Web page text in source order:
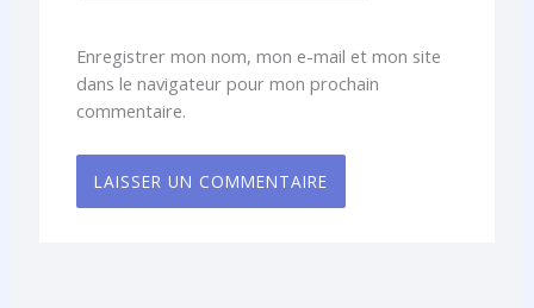
Enregistrer mon nom, mon e-mail et mon site
dans le navigateur pour mon prochain
commentaire.